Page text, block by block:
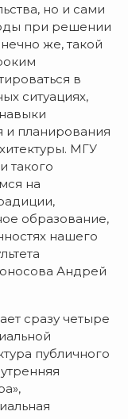
но и сами
при решении
же, такой
в
ситуациях,
и планирования
МГУ
такого
на
образование,
нашего
Андрей
сразу четыре
публичного